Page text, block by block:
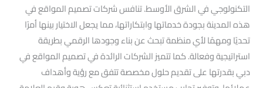
التكنولوجي في الشرق الأوسط. تنافس شركات تصميم المواقع في
هذه المدينة بجودة خدماتها وابتكاراتها، مما يجعل الاختيار بينها أمرًا
تحديًا ومهمًا لأي منظمة تبحث عن بناء وجودها الرقمي بطريقة
استراتيجية وفعالة. كما تتميز الشركات الرائدة في تصميم المواقع في
دبي بقدرتها على تقديم حلول مخصصة تتفق مع رؤية وأهداف